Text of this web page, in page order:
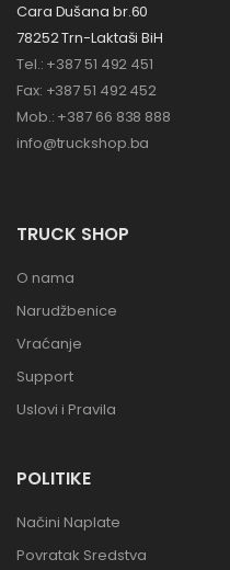
Cara Dušana br.60
78252 Trn-Laktaši BiH
Tel.: +387 51 492 451
Fax: +387 51 492 452
Mob.: +387 66 838 888
info@truckshop.ba
TRUCK SHOP
O nama
Narudžbenice
Vraćanje
Support
Uslovi i Pravila
POLITIKE
Načini Naplate
Povratak Sredstva